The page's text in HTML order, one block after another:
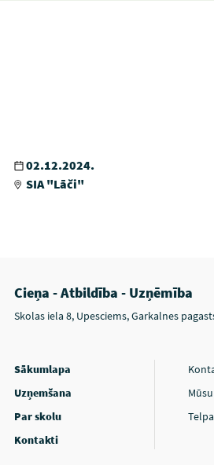
02.12.2024.
SIA "Lāči"
Cieņa - Atbildība - Uzņēmība
Skolas iela 8, Upesciems, Garkalnes
Sākumlapa
Uzņemšana
Par skolu
Kontakti